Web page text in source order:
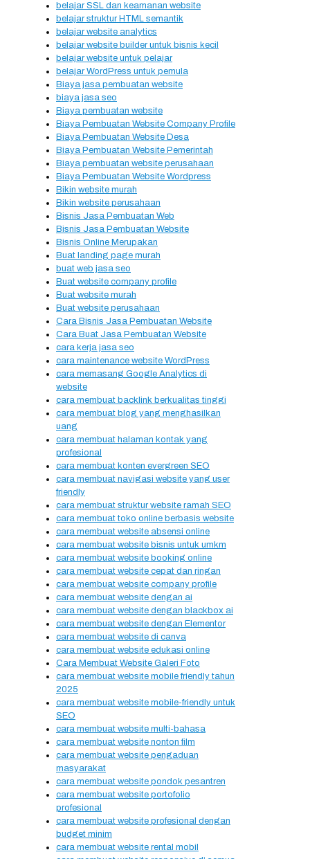
belajar SSL dan keamanan website
belajar struktur HTML semantik
belajar website analytics
belajar website builder untuk bisnis kecil
belajar website untuk pelajar
belajar WordPress untuk pemula
Biaya jasa pembuatan website
biaya jasa seo
Biaya pembuatan website
Biaya Pembuatan Website Company Profile
Biaya Pembuatan Website Desa
Biaya Pembuatan Website Pemerintah
Biaya pembuatan website perusahaan
Biaya Pembuatan Website Wordpress
Bikin website murah
Bikin website perusahaan
Bisnis Jasa Pembuatan Web
Bisnis Jasa Pembuatan Website
Bisnis Online Merupakan
Buat landing page murah
buat web jasa seo
Buat website company profile
Buat website murah
Buat website perusahaan
Cara Bisnis Jasa Pembuatan Website
Cara Buat Jasa Pembuatan Website
cara kerja jasa seo
cara maintenance website WordPress
cara memasang Google Analytics di
website
cara membuat backlink berkualitas tinggi
cara membuat blog yang menghasilkan
uang
cara membuat halaman kontak yang
profesional
cara membuat konten evergreen SEO
cara membuat navigasi website yang user
friendly
cara membuat struktur website ramah SEO
cara membuat toko online berbasis website
cara membuat website absensi online
cara membuat website bisnis untuk umkm
cara membuat website booking online
cara membuat website cepat dan ringan
cara membuat website company profile
cara membuat website dengan ai
cara membuat website dengan blackbox ai
cara membuat website dengan Elementor
cara membuat website di canva
cara membuat website edukasi online
Cara Membuat Website Galeri Foto
cara membuat website mobile friendly tahun
2025
cara membuat website mobile-friendly untuk
SEO
cara membuat website multi-bahasa
cara membuat website nonton film
cara membuat website pengaduan
masyarakat
cara membuat website pondok pesantren
cara membuat website portofolio
profesional
cara membuat website profesional dengan
budget minim
cara membuat website rental mobil